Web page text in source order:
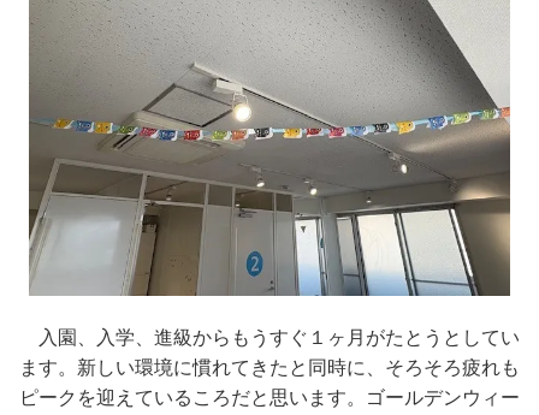
入園、入学、進級からもうすぐ１ヶ月がたとうとしてい
ます。新しい環境に慣れてきたと同時に、そろそろ疲れも
ピークを迎えているころだと思います。ゴールデンウィー